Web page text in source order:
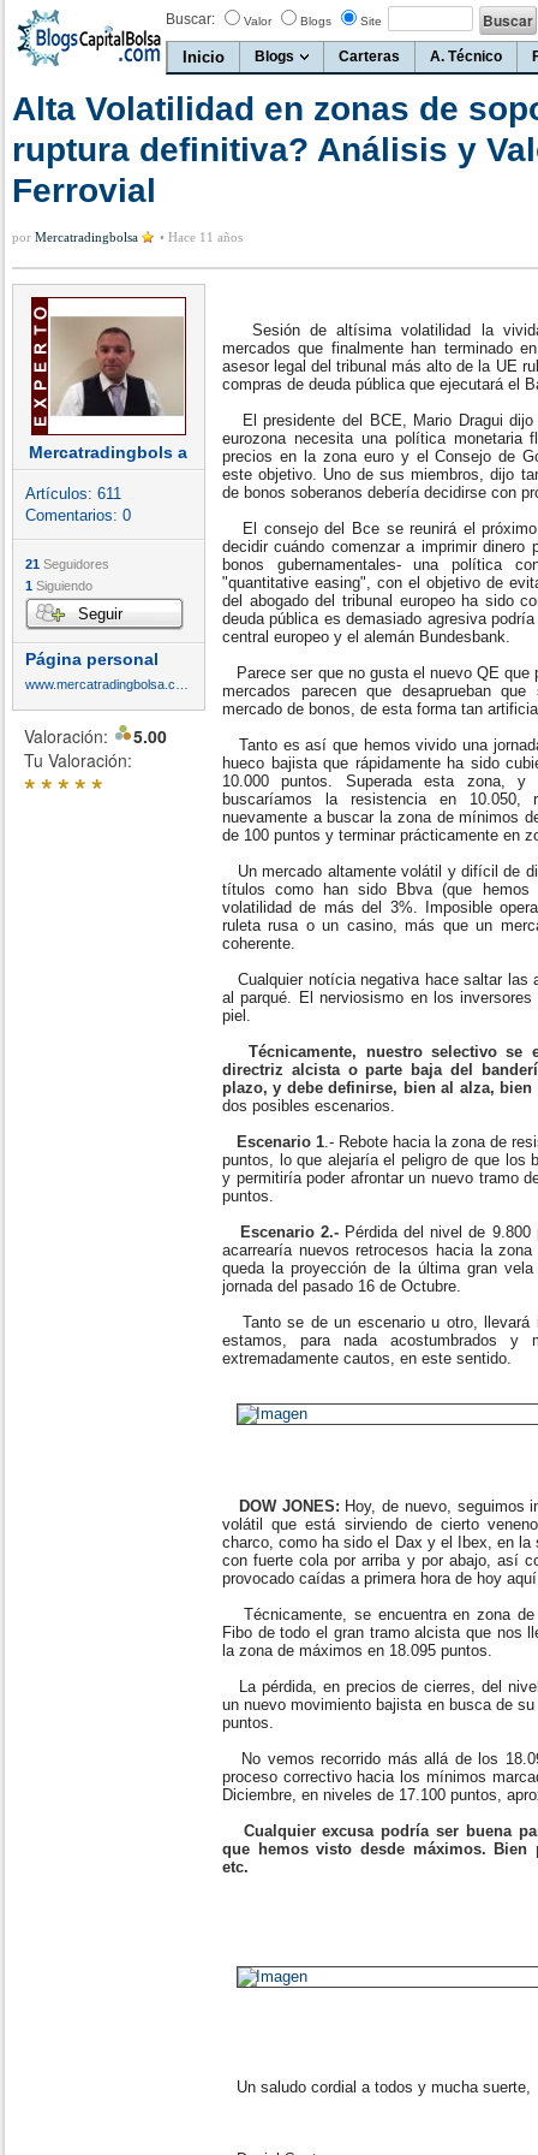
Buscar: Valor Blogs Site
Inicio Blogs Carteras A. Técnico
Alta Volatilidad en zonas de
ruptura definitiva? Análisis y
Ferrovial
por Mercatradingbolsa • Hace 11 años
Mercatradingbols a
Artículos: 611
Comentarios: 0
21 Seguidores
1 Siguiendo
Seguir
Página personal
Valoración:
5.00
Tu Valoración:
*****
Sesión de altísima volatilidad la
mercados que finalmente han terminado
asesor legal del tribunal más alto de la UE
compras de deuda pública que ejecutará el
El presidente del BCE, Mario Dragui
eurozona necesita una política monetaria
precios en la zona euro y el Consejo de
este objetivo. Uno de sus miembros, dijo
de bonos soberanos debería decidirse con
El consejo del Bce se reunirá el
decidir cuándo comenzar a imprimir dinero
bonos gubernamentales- una política
"quantitative easing", con el objetivo de
del abogado del tribunal europeo ha sido
deuda pública es demasiado agresiva
central europeo y el alemán Bundesbank.
Parece ser que no gusta el nuevo QE
mercados parecen que desaprueban
mercado de bonos, de esta forma tan
Tanto es así que hemos vivido una
hueco bajista que rápidamente ha sido
10.000 puntos. Superada esta zona,
buscaríamos la resistencia en 10.050,
nuevamente a buscar la zona de mínimos
de 100 puntos y terminar prácticamente en
Un mercado altamente volátil y difícil de
títulos como han sido Bbva (que hemos
volatilidad de más del 3%. Imposible
ruleta rusa o un casino, más que un
coherente.
Cualquier notícia negativa hace saltar las
al parqué. El nerviosismo en los
piel.
Técnicamente, nuestro selectivo se
directriz alcista o parte baja del
plazo, y debe definirse, bien al alza, bien
dos posibles escenarios.
Escenario 1.- Rebote hacia la zona de
puntos, lo que alejaría el peligro de que los
y permitiría poder afrontar un nuevo tramo
puntos.
Escenario 2.- Pérdida del nivel de
acarrearía nuevos retrocesos hacia la
queda la proyección de la última gran
jornada del pasado 16 de Octubre.
Tanto se de un escenario u otro, llevará
estamos, para nada acostumbrados
extremadamente cautos, en este sentido.
DOW JONES: Hoy, de nuevo, seguimos
volátil que está sirviendo de cierto
charco, como ha sido el Dax y el Ibex, en la
con fuerte cola por arriba y por abajo, así
provocado caídas a primera hora de hoy
Técnicamente, se encuentra en zona de
Fibo de todo el gran tramo alcista que nos
la zona de máximos en 18.095 puntos.
La pérdida, en precios de cierres, del
un nuevo movimiento bajista en busca de
puntos.
No vemos recorrido más allá de los
proceso correctivo hacia los mínimos
Diciembre, en niveles de 17.100 puntos,
Cualquier excusa podría ser buena
que hemos visto desde máximos.
etc.
Un saludo cordial a todos y mucha suerte,